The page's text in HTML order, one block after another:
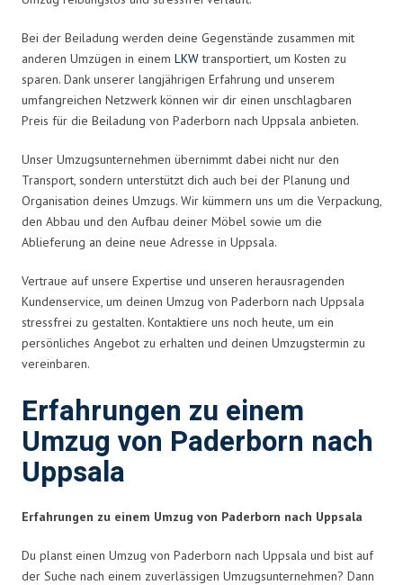
Bei der Beiladung werden deine Gegenstände zusammen mit
anderen Umzügen in einem LKWtransportiert, um Kosten zu
sparen. Dank unserer langjährigen Erfahrung und unserem
umfangreichen Netzwerk können wir dir einen unschlagbaren
Preis für die Beiladung von Paderborn nach Uppsala anbieten.
Unser Umzugsunternehmen übernimmt dabei nicht nur den
Transport, sondern unterstützt dich auch bei der Planung und
Organisation deines Umzugs. Wir kümmern uns um die Verpackung,
den Abbau und den Aufbau deiner Möbel sowie um die
Ablieferung an deine neue Adresse in Uppsala.
Vertraue auf unsere Expertise und unseren herausragenden
Kundenservice, um deinen Umzug von Paderborn nach Uppsala
stressfrei zu gestalten. Kontaktiere uns noch heute, um ein
persönliches Angebot zu erhalten und deinen Umzugstermin zu
vereinbaren.
Erfahrungen zu einem
Umzug von Paderborn nach
Uppsala
Erfahrungen zu einem Umzug von Paderborn nach Uppsala
Du planst einen Umzug von Paderborn nach Uppsala und bist auf
der Suche nach einem zuverlässigen Umzugsunternehmen? Dann